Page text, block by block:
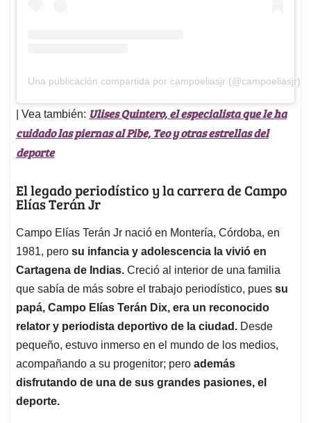
Una publicación compartida por campoeliasjr (@campoeliasjr)
| Vea también: Ulises Quintero, el especialista que le ha
cuidado las piernas al Pibe, Teo y otras estrellas del
deporte
El legado periodístico y la carrera de Campo
Elías Terán Jr
Campo Elías Terán Jr nació en Montería, Córdoba, en
1981, pero su infancia y adolescencia la vivió en
Cartagena de Indias. Creció al interior de una familia
que sabía de más sobre el trabajo periodístico, pues su
papá, Campo Elías Terán Dix, era un reconocido
relator y periodista deportivo de la ciudad. Desde
pequeño, estuvo inmerso en el mundo de los medios,
acompañando a su progenitor; pero además
disfrutando de una de sus grandes pasiones, el
deporte.